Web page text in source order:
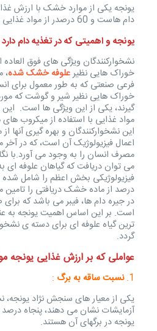
یونجه یکی از موارد خشک با ارزش
دام هاست و 60 درصدر از مواد غذایی دام ها را تشکیل می دهد.
یونجه و اهمیتی که در تغذیه دام
نشخوارکنندگان ویژگی های فوق العاده
خوراک هایی نظیرعلوفه خشک شده،
فرعی صنعتی که به طور معمول برای
خوراک هایی نظیر شیر و گوشت که
گیرند، یکی از این ویژگی ها است.
مواد غذایی با استفاده از میکروب
این نشخوارکنندگان و بهره گیری آنها
اعمال فیزیولوژیک آن است، که در آخر
مصرف انسان را به وجود می آورد.با
می توان دریافت که گیاهان علوفه ای
فیزیولوژیکی بخش اعظم را شامل
درصد از ماده خشک دریافتی را تامین
در جیره دام ها، فیبر می باشد که
است. بر این اساس اهمیت یونجه به
ترین گیاه علوفه ای برای دسته ی
گردد.
عواملی که بر ارزش غذایی یونجه
1. نسبت ساقه به برگ :
یکی از معیار های سنجش نژاد
آزمایشات نشان می دهند، پنجاه
یونجه در برگهای آن هستند.